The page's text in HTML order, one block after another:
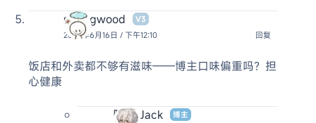
springwood
V3
2026年6月16日 / 下午12:10
回复
饭店和外卖都不够有滋味——博主口味偏重吗？担
心健康
阿杰 Jack
博主